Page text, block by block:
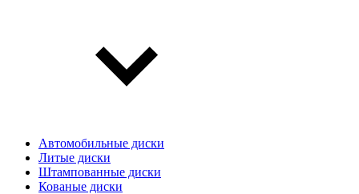
Автомобильные диски
Литые диски
Штампованные диски
Кованые диски